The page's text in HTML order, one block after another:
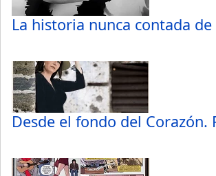
La historia nunca contada
Desde el fondo del Corazón.